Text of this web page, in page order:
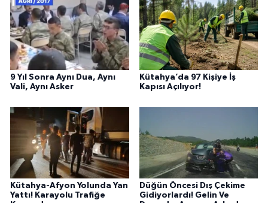
9 Yıl Sonra Aynı Dua, Aynı
Vali, Aynı Asker
Kütahya’da 97 Kişiye İş
Kapısı Açılıyor!
Kütahya-Afyon Yolunda Yan
Yattı! Karayolu Trafiğe
Düğün Öncesi Dış Çekime
Gidiyorlardı! Gelin Ve